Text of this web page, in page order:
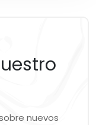
nuevos